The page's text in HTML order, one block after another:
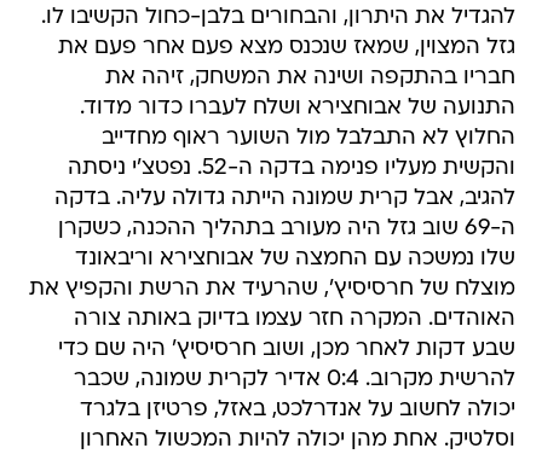
חבריו בהתקפה ושינה את המשחק, זיהה את
התנועה של אבוחצירא ושלח לעברו כדור מדוד.
החלוץ לא התבלבל מול השוער ראוף מחדייב
והקשית מעליו פנימה בדקה ה-52. נפטצ'י ניסתה
להגיב, אבל קרית שמונה הייתה גדולה עליה. בדקה
ה-69 שוב גזל היה מעורב בתהליך ההכנה, כשקרן
שלו נמשכה עם החמצה של אבוחצירא וריבאונד
מוצלח של חרסיסיץ', שהרעיד את הרשת והקפיץ את
האוהדים. המקרה חזר עצמו בדיוק באותה צורה
שבע דקות לאחר מכן, ושוב חרסיסיץ' היה שם כדי
להרשית מקרוב. 0:4 אדיר לקרית שמונה, שכבר
יכולה לחשוב על אנדרלכט, באזל, פרטיזן בלגרד
וסלטיק. אחת מהן יכולה להיות המכשול האחרון
בדרך לשלב הבתים של ליגת האלופות.